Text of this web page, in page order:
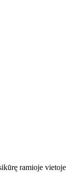
ramioje